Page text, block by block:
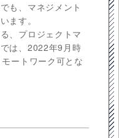
も、マネジメント
ます。
、プロジェクトマ
は、2022年9月時
ートワーク可とな